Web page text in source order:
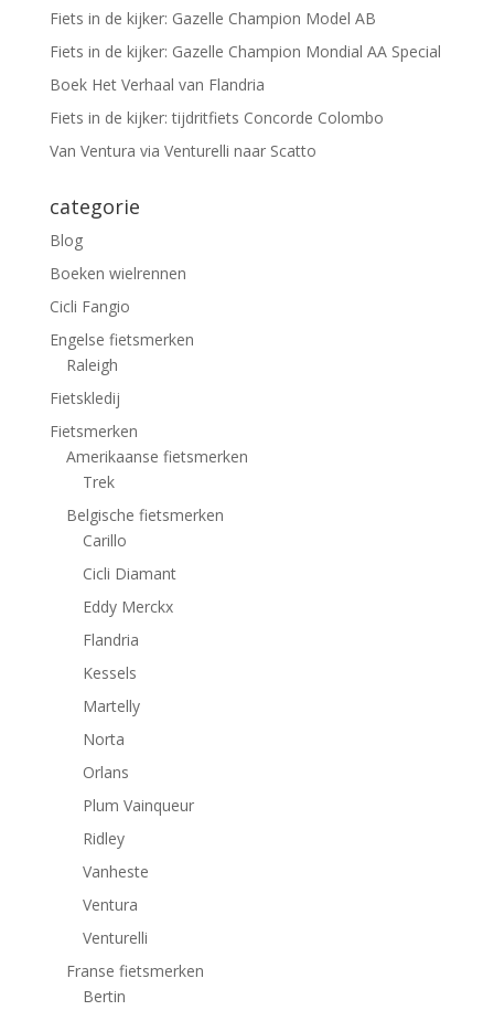
Fiets in de kijker: Gazelle Champion Model AB
Fiets in de kijker: Gazelle Champion Mondial AA Special
Boek Het Verhaal van Flandria
Fiets in de kijker: tijdritfiets Concorde Colombo
Van Ventura via Venturelli naar Scatto
categorie
Blog
Boeken wielrennen
Cicli Fangio
Engelse fietsmerken
Raleigh
Fietskledij
Fietsmerken
Amerikaanse fietsmerken
Trek
Belgische fietsmerken
Carillo
Cicli Diamant
Eddy Merckx
Flandria
Kessels
Martelly
Norta
Orlans
Plum Vainqueur
Ridley
Vanheste
Ventura
Venturelli
Franse fietsmerken
Bertin